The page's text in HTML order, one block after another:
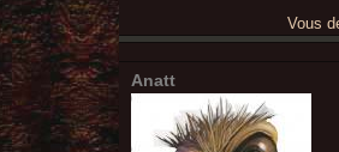
Vous
Anatt